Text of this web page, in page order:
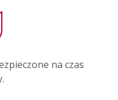
na czas